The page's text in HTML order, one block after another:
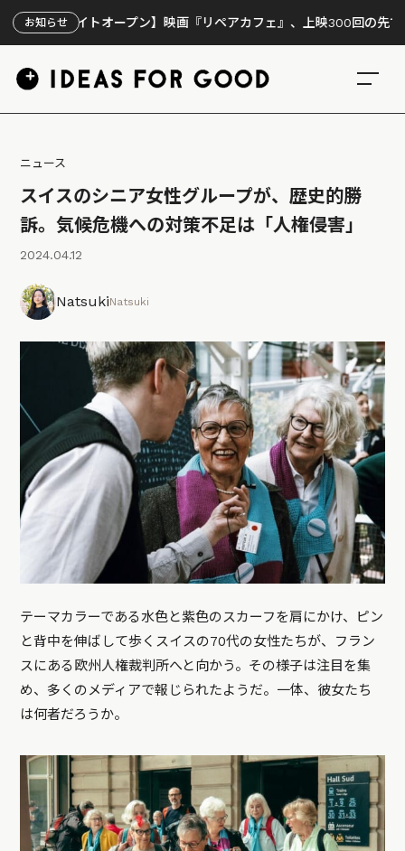
お知らせ
サイトオープン】映画『リペアカフェ』、上映300回の先で見えてき
ニュース
スイスのシニア女性グループが、歴史的勝
訴。気候危機への対策不足は「人権侵害」
2024.04.12
NatsukiNatsuki
テーマカラーである水色と紫色のスカーフを肩にかけ、ピン
と背中を伸ばして歩くスイスの70代の女性たちが、フラン
スにある欧州人権裁判所へと向かう。その様子は注目を集
め、多くのメディアで報じられたようだ。一体、彼女たち
は何者だろうか。